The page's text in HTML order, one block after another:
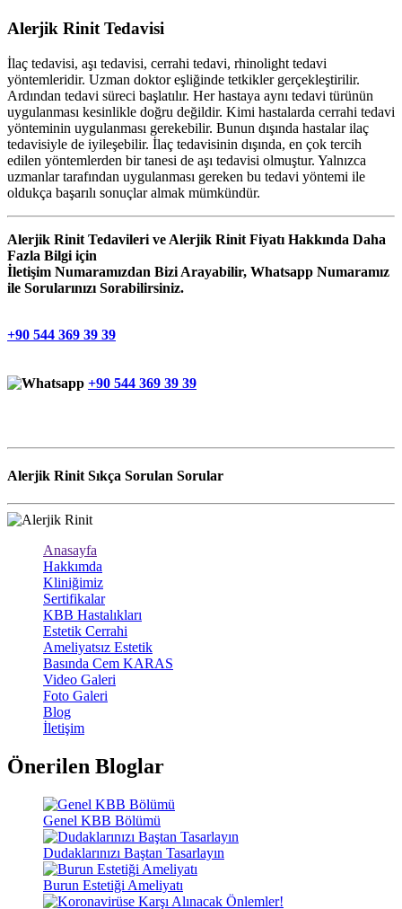
Alerjik Rinit Tedavisi
İlaç tedavisi, aşı tedavisi, cerrahi tedavi, rhinolight tedavi
yöntemleridir. Uzman doktor eşliğinde tetkikler gerçekleştirilir.
Ardından tedavi süreci başlatılır. Her hastaya aynı tedavi türünün
uygulanması kesinlikle doğru değildir. Kimi hastalarda cerrahi tedavi
yönteminin uygulanması gerekebilir. Bunun dışında hastalar ilaç
tedavisiyle de iyileşebilir. İlaç tedavisinin dışında, en çok tercih
edilen yöntemlerden bir tanesi de aşı tedavisi olmuştur. Yalnızca
uzmanlar tarafından uygulanması gereken bu tedavi yöntemi ile
oldukça başarılı sonuçlar almak mümkündür.
Alerjik Rinit Tedavileri ve Alerjik Rinit Fiyatı Hakkında Daha
Fazla Bilgi için
İletişim Numaramızdan Bizi Arayabilir, Whatsapp Numaramız
ile Sorularınızı Sorabilirsiniz.
+90 544 369 39 39
+90 544 369 39 39
Alerjik Rinit Sıkça Sorulan Sorular
Anasayfa
Hakkımda
Kliniğimiz
Sertifikalar
KBB Hastalıkları
Estetik Cerrahi
Ameliyatsız Estetik
Basında Cem KARAS
Video Galeri
Foto Galeri
Blog
İletişim
Önerilen Bloglar
Genel KBB Bölümü
Dudaklarınızı Baştan Tasarlayın
Burun Estetiği Ameliyatı